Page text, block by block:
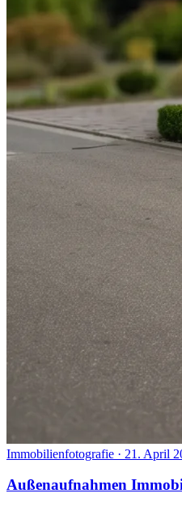
Immobilienfotografie · 21. April
Außenaufnahmen